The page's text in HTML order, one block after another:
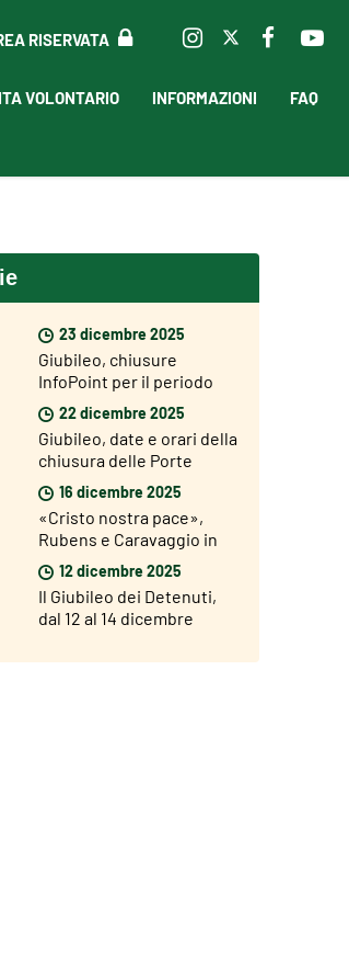
RISERVATA
VOLONTARIO INFORMAZIONI FAQ
23 dicembre 2025
Giubileo, chiusure
InfoPoint per il periodo
natalizio
22 dicembre 2025
Giubileo, date e orari della
chiusura delle Porte
Sante
16 dicembre 2025
«Cristo nostra pace»,
Rubens e Caravaggio in
mostra a Roma dal 18
dicembre
12 dicembre 2025
Il Giubileo dei Detenuti,
dal 12 al 14 dicembre